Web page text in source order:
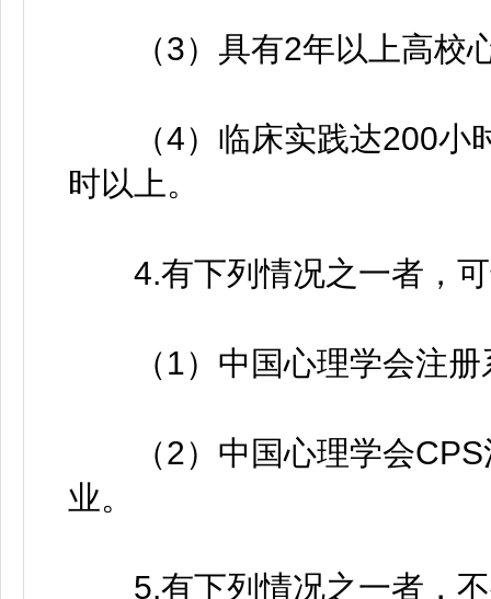
（3）具有2年以上高校
（4）临床实践达200小
时以上。
4.有下列情况之一者，可
（1）中国心理学会注册
（2）中国心理学会CPS
业。
5.有下列情况之一者，不